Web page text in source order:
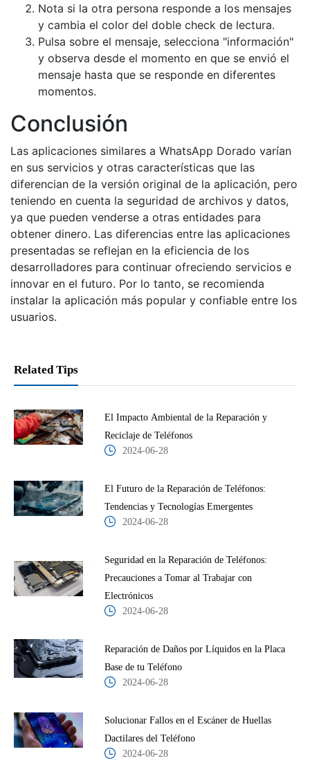
Nota si la otra persona responde a los mensajes
y cambia el color del doble check de lectura.
Pulsa sobre el mensaje, selecciona "información"
y observa desde el momento en que se envió el
mensaje hasta que se responde en diferentes
momentos.
Conclusión
Las aplicaciones similares a WhatsApp Dorado varían
en sus servicios y otras características que las
diferencian de la versión original de la aplicación, pero
teniendo en cuenta la seguridad de archivos y datos,
ya que pueden venderse a otras entidades para
obtener dinero. Las diferencias entre las aplicaciones
presentadas se reflejan en la eficiencia de los
desarrolladores para continuar ofreciendo servicios e
innovar en el futuro. Por lo tanto, se recomienda
instalar la aplicación más popular y confiable entre los
usuarios.
Related Tips
El Impacto Ambiental de la Reparación y
Reciclaje de Teléfonos
2024-06-28
El Futuro de la Reparación de Teléfonos:
Tendencias y Tecnologías Emergentes
2024-06-28
Seguridad en la Reparación de Teléfonos:
Precauciones a Tomar al Trabajar con
Electrónicos
2024-06-28
Reparación de Daños por Líquidos en la Placa
Base de tu Teléfono
2024-06-28
Solucionar Fallos en el Escáner de Huellas
Dactilares del Teléfono
2024-06-28